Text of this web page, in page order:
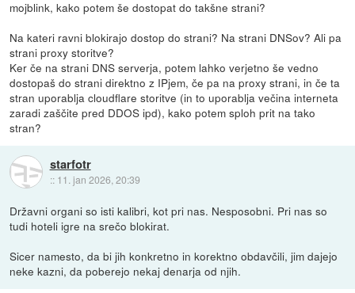
mojblink, kako potem še dostopat do takšne strani?
Na kateri ravni blokirajo dostop do strani? Na strani DNSov? Ali pa
strani proxy storitve?
Ker če na strani DNS serverja, potem lahko verjetno še vedno
dostopaš do strani direktno z IPjem, če pa na proxy strani, in če ta
stran uporablja cloudflare storitve (in to uporablja večina interneta
zaradi zaščite pred DDOS ipd), kako potem sploh prit na tako
stran?
starfotr
:: 11. jan 2026, 20:39
Državni organi so isti kalibri, kot pri nas. Nesposobni. Pri nas so
tudi hoteli igre na srečo blokirat.
Sicer namesto, da bi jih konkretno in korektno obdavčili, jim dajejo
neke kazni, da poberejo nekaj denarja od njih.